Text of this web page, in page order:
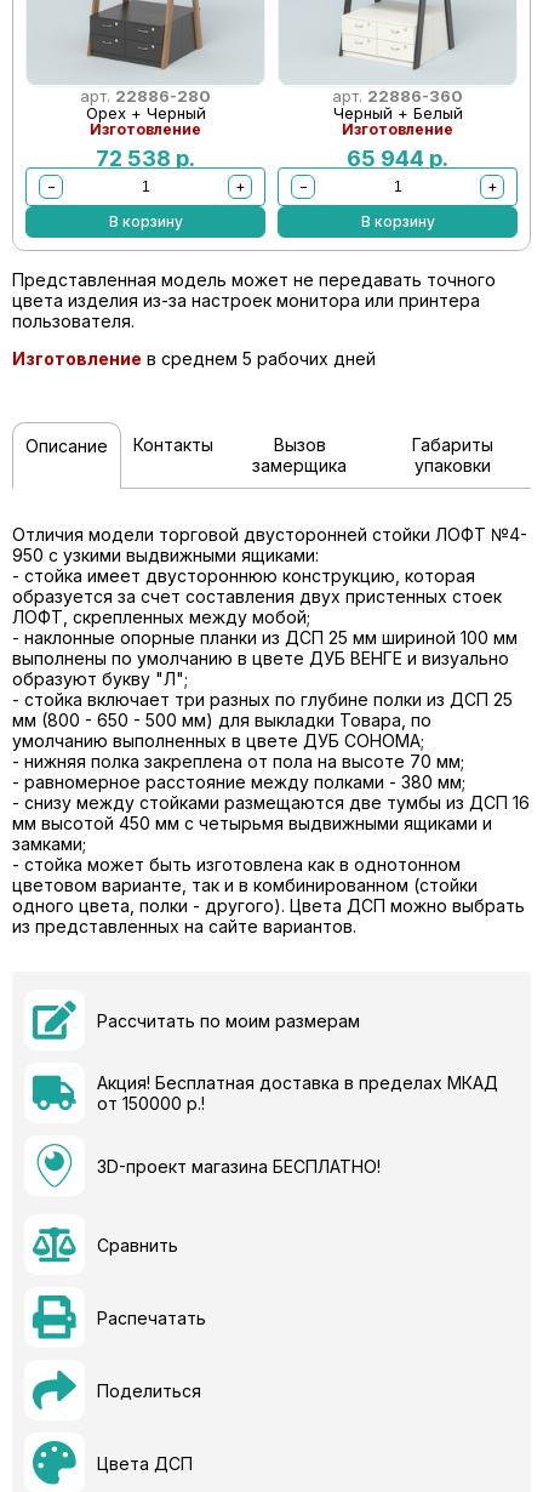
арт. 22886-280
Орех + Черный
Изготовление
72 538 р.
−
+
В корзину
арт. 22886-360
Черный + Белый
Изготовление
65 944 р.
−
+
В корзину
Представленная модель может не передавать точного
цвета изделия из-за настроек монитора или принтера
пользователя.
Изготовление в среднем 5 рабочих дней
Описание Контакты
Вызов
замерщика
Габариты
упаковки
Отличия модели торговой двусторонней стойки ЛОФТ №4-
950 с узкими выдвижными ящиками:
- стойка имеет двустороннюю конструкцию, которая
образуется за счет составления двух пристенных стоек
ЛОФТ, скрепленных между мобой;
- наклонные опорные планки из ДСП 25 мм шириной 100 мм
выполнены по умолчанию в цвете ДУБ ВЕНГЕ и визуально
образуют букву "Л";
- стойка включает три разных по глубине полки из ДСП 25
мм (800 - 650 - 500 мм) для выкладки Товара, по
умолчанию выполненных в цвете ДУБ СОНОМА;
- нижняя полка закреплена от пола на высоте 70 мм;
- равномерное расстояние между полками - 380 мм;
- снизу между стойками размещаются две тумбы из ДСП 16
мм высотой 450 мм с четырьмя выдвижными ящиками и
замками;
- стойка может быть изготовлена как в однотонном
цветовом варианте, так и в комбинированном (стойки
одного цвета, полки - другого). Цвета ДСП можно выбрать
из представленных на сайте вариантов.
Рассчитать по моим размерам
Акция! Бесплатная доставка в пределах МКАД
от 150000 р.!
3D-проект магазина БЕСПЛАТНО!
Сравнить
Распечатать
Поделиться
Цвета ДСП